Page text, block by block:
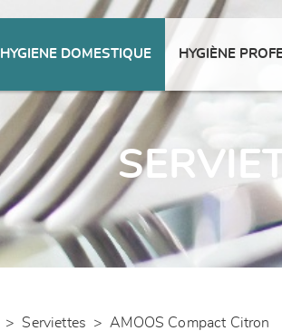
HYGIENE DOMESTIQUE HYGIÈNE
> Serviettes > AMOOS Compact Citron